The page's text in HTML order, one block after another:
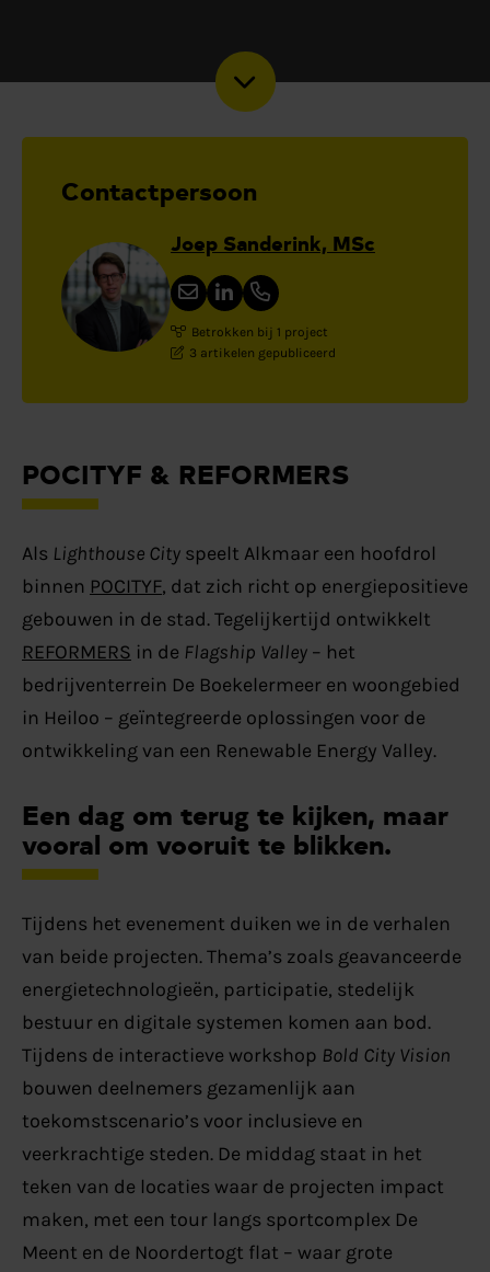
Contactpersoon
Joep Sanderink, MSc
Betrokken bij 1 project
3 artikelen gepubliceerd
POCITYF & REFORMERS
Als Lighthouse Cityspeelt Alkmaar een hoofdrol
binnen POCITYF, dat zich richt op energiepositieve
gebouwen in de stad. Tegelijkertijd ontwikkelt
REFORMERS in de Flagship Valley– het
bedrijventerrein De Boekelermeer en woongebied
in Heiloo – geïntegreerde oplossingen voor de
ontwikkeling van een Renewable Energy Valley.
Een dag om terug te kijken, maar
vooral om vooruit te blikken.
Tijdens het evenement duiken we in de verhalen
van beide projecten. Thema’s zoals geavanceerde
energietechnologieën, participatie, stedelijk
bestuur en digitale systemen komen aan bod.
Tijdens de interactieve workshop Bold City Vision
bouwen deelnemers gezamenlijk aan
toekomstscenario’s voor inclusieve en
veerkrachtige steden. De middag staat in het
teken van de locaties waar de projecten impact
maken, met een tour langs sportcomplex De
Meent en de Noordertogt flat – waar grote